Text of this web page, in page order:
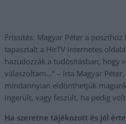
Frissítés: Magyar Péter a
tapasztalt a HírTV internetes
hazudozzák a tudósításban, hogy
válaszoltam…” – írta Magyar
mindannyian eldönthetjük
ingerült, vagy feszült, ha pedig
Ha szeretne tájékozott és jól